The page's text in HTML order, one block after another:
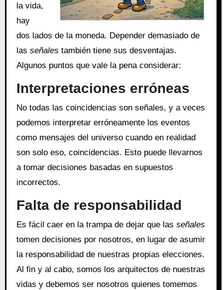
la vida,
hay
dos lados de la moneda. Depender demasiado de
las señales también tiene sus desventajas.
Algunos puntos que vale la pena considerar:
Interpretaciones erróneas
No todas las coincidencias son señales, y a veces
podemos interpretar erróneamente los eventos
como mensajes del universo cuando en realidad
son solo eso, coincidencias. Esto puede llevarnos
a tomar decisiones basadas en supuestos
incorrectos.
Falta de responsabilidad
Es fácil caer en la trampa de dejar que las señales
tomen decisiones por nosotros, en lugar de asumir
la responsabilidad de nuestras propias elecciones.
Al fin y al cabo, somos los arquitectos de nuestras
vidas y debemos ser nosotros quienes tomemos